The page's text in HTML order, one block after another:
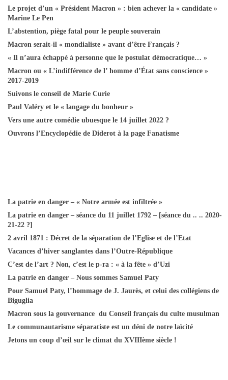
Le projet d’un « Président Macron » : bien achever la « candidate »
Marine Le Pen
L’abstention, piège fatal pour le peuple souverain
Macron serait-il « mondialiste » avant d’être Français ?
« Il n’aura échappé à personne que le postulat démocratique… »
Macron ou « L’indifférence de l’ homme d’État sans conscience »
2017-2019
Suivons le conseil de Marie Curie
Paul Valéry et le « langage du bonheur »
Vers une autre comédie ubuesque le 14 juillet 2022 ?
Ouvrons l’Encyclopédie de Diderot à la page Fanatisme
La patrie en danger – « Notre armée est infiltrée »
La patrie en danger – séance du 11 juillet 1792 – [séance du .. .. 2020-
21-22 ?]
2 avril 1871 : Décret de la séparation de l’Eglise et de l’Etat
Vacances d’hiver sanglantes dans l’Outre-République
C’est de l’art ? Non, c’est le p-ra : « à la fête » d’Uzi
La patrie en danger – Nous sommes Samuel Paty
Pour Samuel Paty, l’hommage de J. Jaurès, et celui des collégiens de
Biguglia
Macron sous la gouvernance du Conseil français du culte musulman
Le communautarisme séparatiste est un déni de notre laïcité
Jetons un coup d’œil sur le climat du XVIIIème siècle !